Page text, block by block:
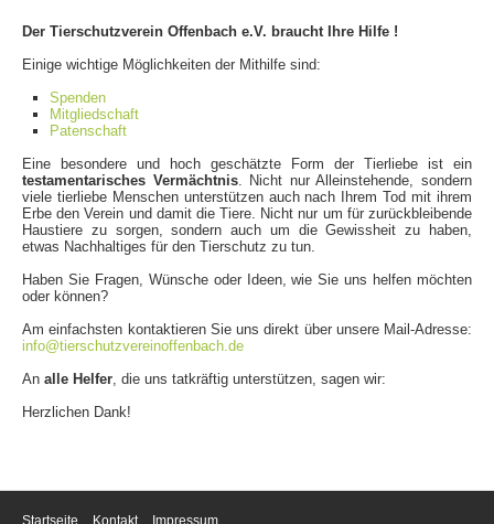
Der Tierschutzverein Offenbach e.V. braucht Ihre Hilfe !
Einige wichtige Möglichkeiten der Mithilfe sind:
Spenden
Mitgliedschaft
Patenschaft
Eine besondere und hoch geschätzte Form der Tierliebe ist ein
testamentarisches Vermächtnis. Nicht nur Alleinstehende, sondern
viele tierliebe Menschen unterstützen auch nach Ihrem Tod mit ihrem
Erbe den Verein und damit die Tiere. Nicht nur um für zurückbleibende
Haustiere zu sorgen, sondern auch um die Gewissheit zu haben,
etwas Nachhaltiges für den Tierschutz zu tun.
Haben Sie Fragen, Wünsche oder Ideen, wie Sie uns helfen möchten
oder können?
Am einfachsten kontaktieren Sie uns direkt über unsere Mail-Adresse:
info@tierschutzvereinoffenbach.de
An alle Helfer, die uns tatkräftig unterstützen, sagen wir:
Herzlichen Dank!
Startseite Kontakt Impressum